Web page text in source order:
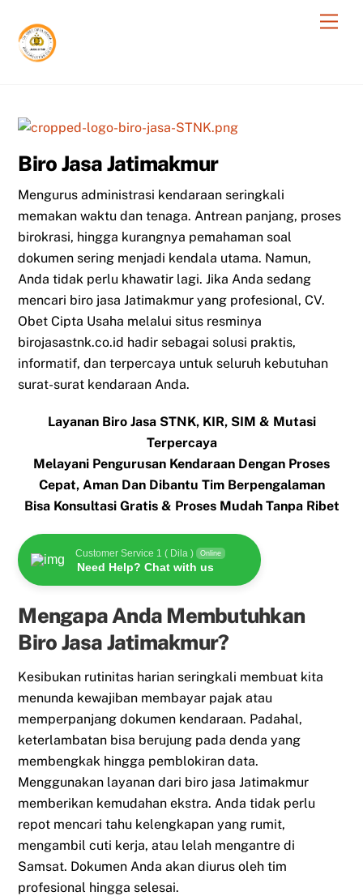
content
Biro Jasa Jatimakmur
Mengurus administrasi kendaraan seringkali
memakan waktu dan tenaga. Antrean panjang, proses
birokrasi, hingga kurangnya pemahaman soal
dokumen sering menjadi kendala utama. Namun,
Anda tidak perlu khawatir lagi. Jika Anda sedang
mencari biro jasa Jatimakmur yang profesional, CV.
Obet Cipta Usaha melalui situs resminya
birojasastnk.co.id hadir sebagai solusi praktis,
informatif, dan terpercaya untuk seluruh kebutuhan
surat-surat kendaraan Anda.
Layanan Biro Jasa STNK, KIR, SIM & Mutasi
Terpercaya
Melayani Pengurusan Kendaraan Dengan Proses
Cepat, Aman Dan Dibantu Tim Berpengalaman
Bisa Konsultasi Gratis & Proses Mudah Tanpa Ribet
Customer Service 1 ( Dila ) Online
Need Help? Chat with us
Mengapa Anda Membutuhkan
Biro Jasa Jatimakmur?
Kesibukan rutinitas harian seringkali membuat kita
menunda kewajiban membayar pajak atau
memperpanjang dokumen kendaraan. Padahal,
keterlambatan bisa berujung pada denda yang
membengkak hingga pemblokiran data.
Menggunakan layanan dari biro jasa Jatimakmur
memberikan kemudahan ekstra. Anda tidak perlu
repot mencari tahu kelengkapan yang rumit,
mengambil cuti kerja, atau lelah mengantre di
Samsat. Dokumen Anda akan diurus oleh tim
profesional hingga selesai.